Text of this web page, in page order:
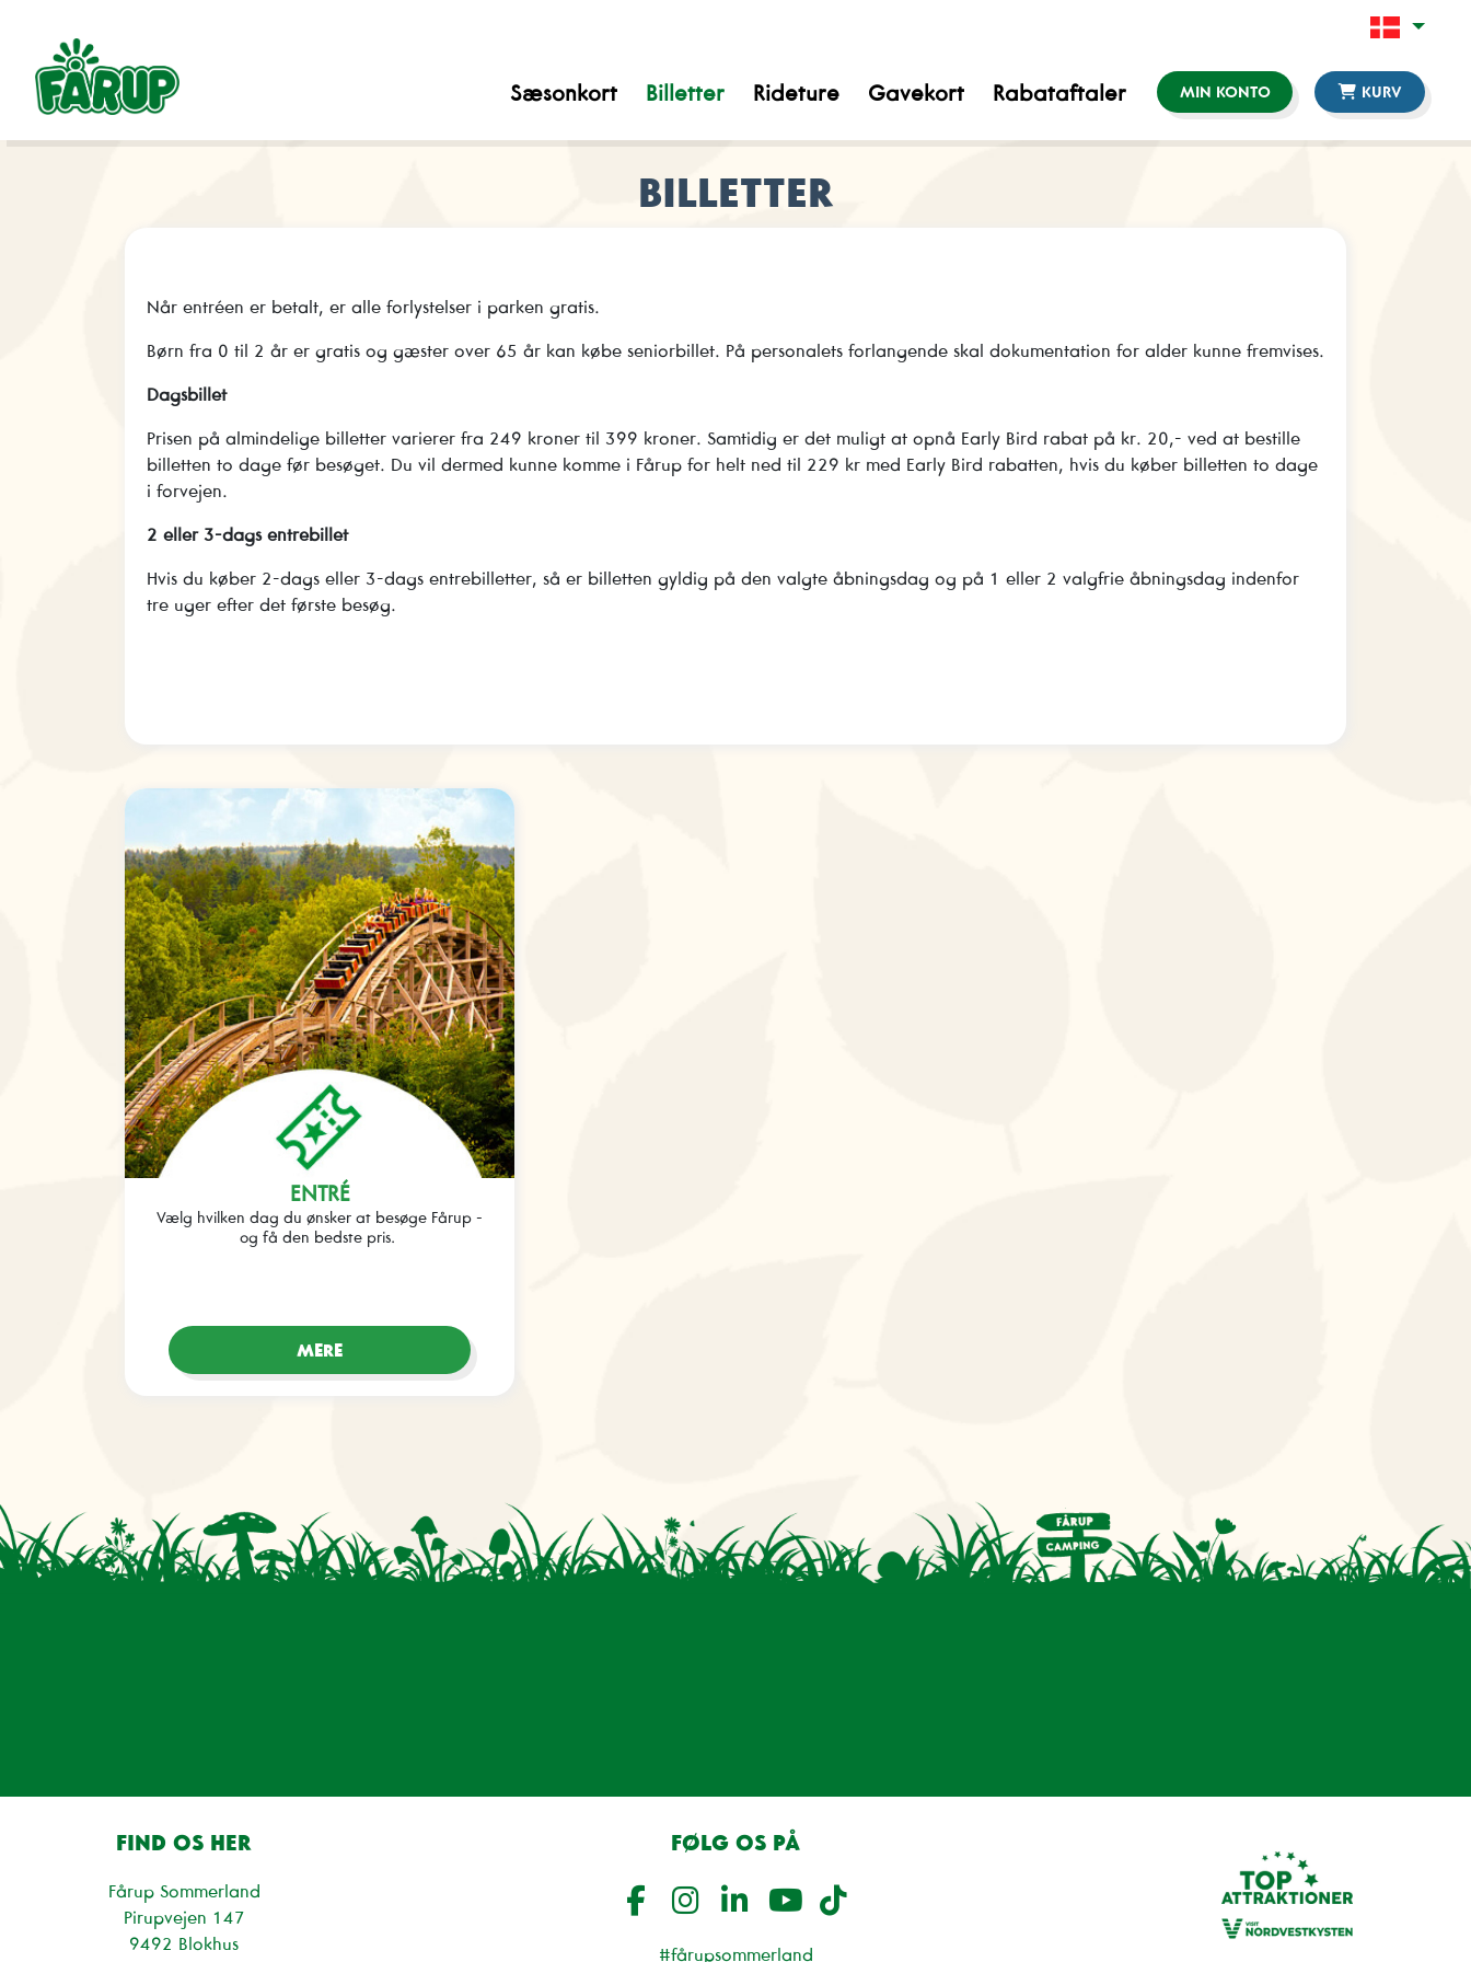
Sæsonkort Billetter Rideture Gavekort Rabataftaler MIN KONTO KURV
BILLETTER
Når entréen er betalt, er alle forlystelser i parken gratis.
Børn fra 0 til 2 år er gratis og gæster over 65 år kan købe seniorbillet. På personalets forlangende skal dokumentation for alder kunne fremvises.
Dagsbillet
Prisen på almindelige billetter varierer fra 249 kroner til 399 kroner. Samtidig er det muligt at opnå Early Bird rabat på kr. 20,- ved at bestille
billetten to dage før besøget. Du vil dermed kunne komme i Fårup for helt ned til 229 kr med Early Bird rabatten, hvis du køber billetten to dage
i forvejen.
2 eller 3-dags entrebillet
Hvis du køber 2-dags eller 3-dags entrebilletter, så er billetten gyldig på den valgte åbningsdag og på 1 eller 2 valgfrie åbningsdag indenfor
tre uger efter det første besøg.
ENTRÉ
Vælg hvilken dag du ønsker at besøge Fårup -
og få den bedste pris.
MERE
FIND OS HER
Fårup Sommerland
Pirupvejen 147
9492 Blokhus
FØLG OS PÅ
#fårupsommerland